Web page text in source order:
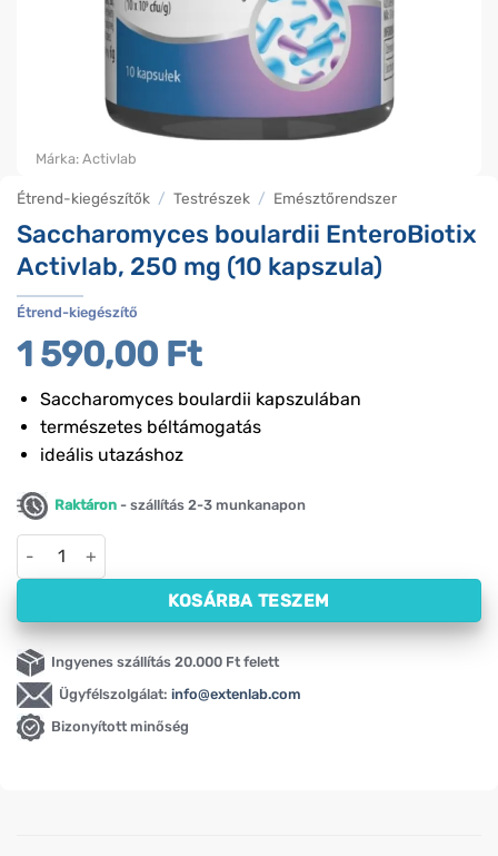
Étrend-kiegészítők / Testrészek / Emésztőrendszer
Saccharomyces boulardii EnteroBiotix
Activlab, 250 mg (10 kapszula)
Étrend-kiegészítő
1 590,00 Ft
Saccharomyces boulardii kapszulában
természetes béltámogatás
ideális utazáshoz
Raktáron - szállítás 2-3 munkanapon
Saccharomyces boulardii EnteroBiotix Activlab, 250 mg (10
KOSÁRBA TESZEM
Ingyenes szállítás 20.000 Ft felett
Ügyfélszolgálat: info@extenlab.com
Bizonyított minőség
Márka: Activlab